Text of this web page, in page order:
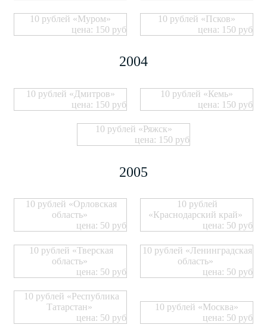
10 рублей «Муром»
цена: 150 руб
10 рублей «Псков»
цена: 150 руб
2004
10 рублей «Дмитров»
цена: 150 руб
10 рублей «Кемь»
цена: 150 руб
10 рублей «Ряжск»
цена: 150 руб
2005
10 рублей «Орловская
область»
цена: 50 руб
10 рублей
«Краснодарский край»
цена: 50 руб
10 рублей «Тверская
область»
цена: 50 руб
10 рублей «Ленинградская
область»
цена: 50 руб
10 рублей «Республика
Татарстан»
цена: 50 руб
10 рублей «Москва»
цена: 50 руб